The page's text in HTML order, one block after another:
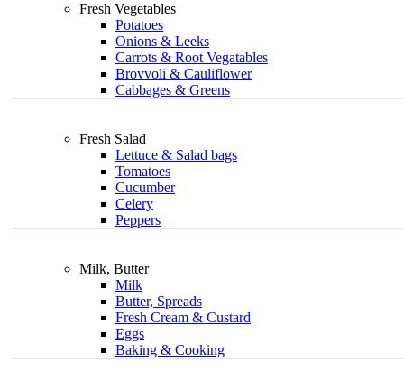
Fresh Vegetables
Potatoes
Onions & Leeks
Carrots & Root Vegatables
Brovvoli & Cauliflower
Cabbages & Greens
Fresh Salad
Lettuce & Salad bags
Tomatoes
Cucumber
Celery
Peppers
Milk, Butter
Milk
Butter, Spreads
Fresh Cream & Custard
Eggs
Baking & Cooking